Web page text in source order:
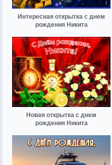
Интересная открытка с днем
рождения Никита
Новая открытка с днем
рождения Никита